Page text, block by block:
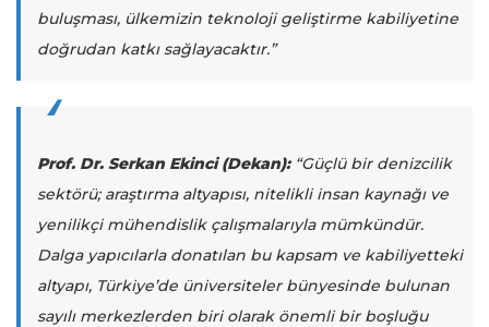
buluşması, ülkemizin teknoloji geliştirme kabiliyetine
doğrudan katkı sağlayacaktır.”
Prof. Dr. Serkan Ekinci (Dekan):“Güçlü bir denizcilik
sektörü; araştırma altyapısı, nitelikli insan kaynağı ve
yenilikçi mühendislik çalışmalarıyla mümkündür.
Dalga yapıcılarla donatılan bu kapsam ve kabiliyetteki
altyapı, Türkiye’de üniversiteler bünyesinde bulunan
sayılı merkezlerden biri olarak önemli bir boşluğu